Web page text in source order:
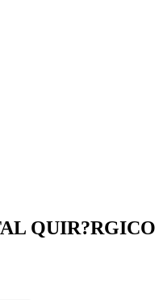
QUIR?RGICO